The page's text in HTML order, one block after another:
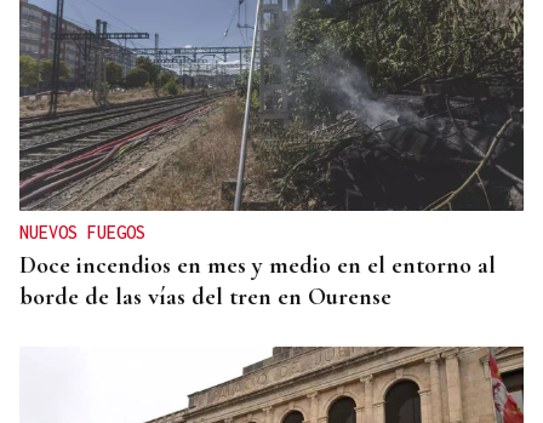
NUEVOS FUEGOS
Doce incendios en mes y medio en el entorno al
borde de las vías del tren en Ourense